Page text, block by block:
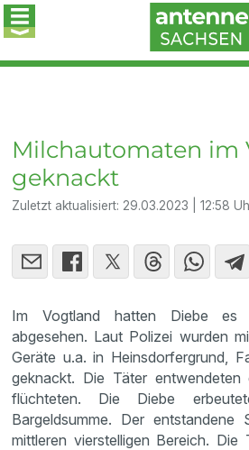
Milchautomaten im
geknackt
Zuletzt aktualisiert: 29.03.2023 | 12:58
Im Vogtland hatten Diebe es
abgesehen. Laut Polizei wurden
Geräte u.a. in Heinsdorfergrund,
geknackt. Die Täter entwendeten
flüchteten. Die Diebe
Bargeldsumme. Der entstandene
mittleren vierstelligen Bereich. Die